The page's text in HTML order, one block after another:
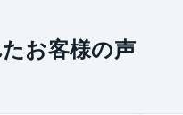
お客様の声